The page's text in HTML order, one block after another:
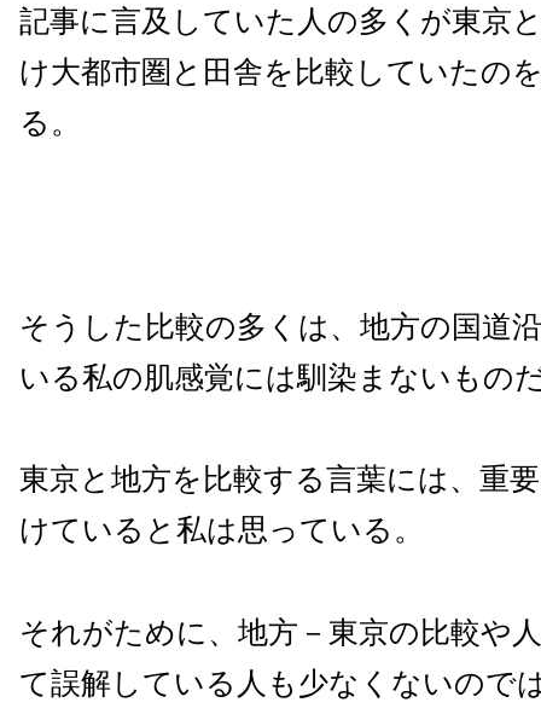
記事に言及していた人の多くが東京
け大都市圏と田舎を比較していたの
る。
そうした比較の多くは、地方の国道
いる私の肌感覚には馴染まないもの
東京と地方を比較する言葉には、重
けていると私は思っている。
それがために、地方－東京の比較や
て誤解している人も少なくないので